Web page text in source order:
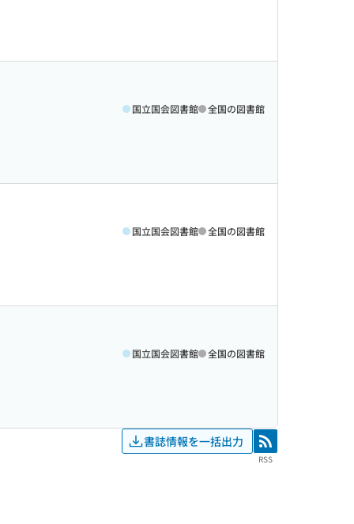
国立国会図書館 全国の図書館
国立国会図書館 全国の図書館
国立国会図書館 全国の図書館
書誌情報を一括出力 RSS
RSS